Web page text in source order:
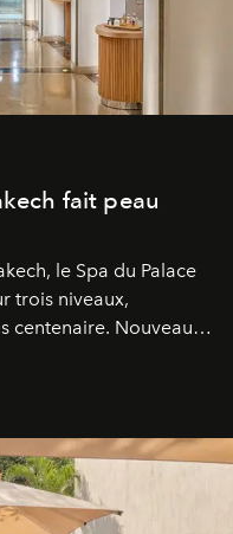
fait peau
le Spa du Palace
trois niveaux,
centenaire. Nouveau
et studio dédié au
et rituels